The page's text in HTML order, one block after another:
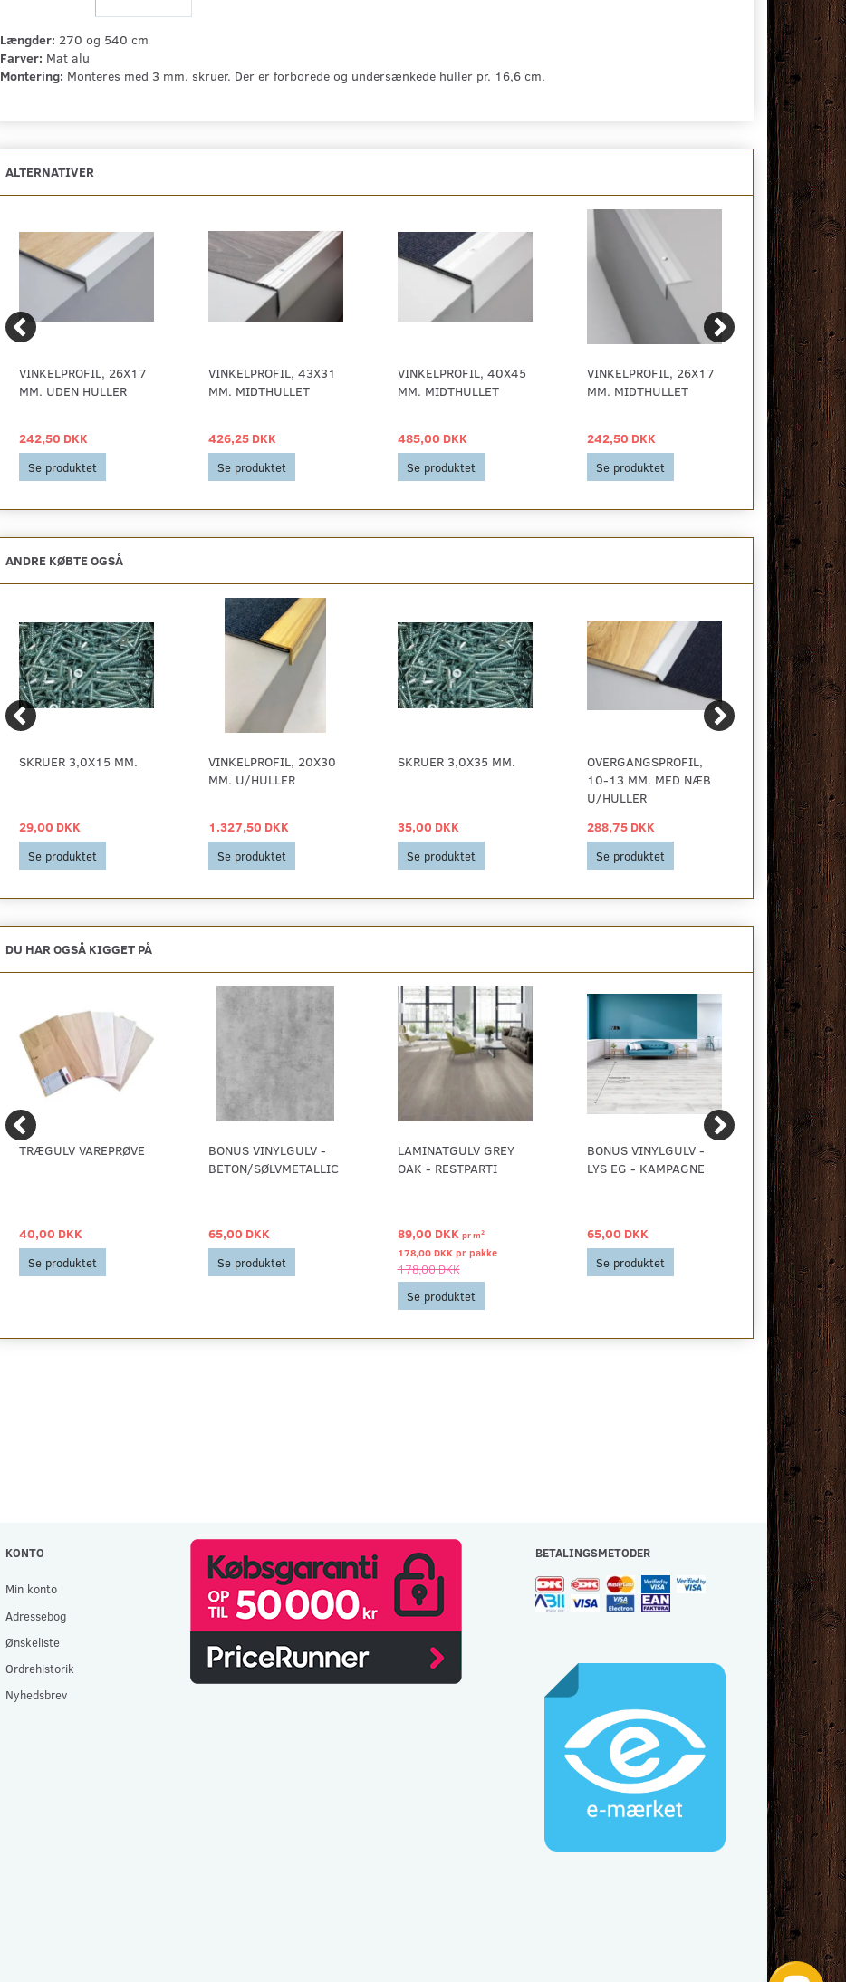
Længder: 270 og 540 cm
Farver: Mat alu
Montering: Monteres med 3 mm. skruer. Der er forborede og undersænkede huller pr. 16,6 cm.
ALTERNATIVER
VINKELPROFIL, 26X17
MM. UDEN HULLER
242,50 DKK
Se produktet
VINKELPROFIL, 43X31
MM. MIDTHULLET
426,25 DKK
Se produktet
VINKELPROFIL, 40X45
MM. MIDTHULLET
485,00 DKK
Se produktet
VINKELPROFIL, 26X17
MM. MIDTHULLET
242,50 DKK
Se produktet
MM. U/
265,00 DKK
Se
ANDRE KØBTE OGSÅ
SKRUER 3,0X15 MM.
29,00 DKK
Se produktet
VINKELPROFIL, 20X30
MM. U/HULLER
1.327,50 DKK
Se produktet
SKRUER 3,0X35 MM.
35,00 DKK
Se produktet
OVERGANGSPROFIL,
10-13 MM. MED NÆB
U/HULLER
288,75 DKK
Se produktet
SKRUER
29,00 DKK
Se
DU HAR OGSÅ KIGGET PÅ
TRÆGULV VAREPRØVE
40,00 DKK
Se produktet
BONUS VINYLGULV -
BETON/SØLVMETALLIC
65,00 DKK
Se produktet
LAMINATGULV GREY
OAK - RESTPARTI
89,00 DKK prm2
178,00 DKK pr pakke
178,00 DKK
Se produktet
BONUS VINYLGULV -
LYS EG - KAMPAGNE
65,00 DKK
Se produktet
46,00 DKK
Se
KONTO
Min konto
Adressebog
Ønskeliste
Ordrehistorik
Nyhedsbrev
BETALINGSMETODER